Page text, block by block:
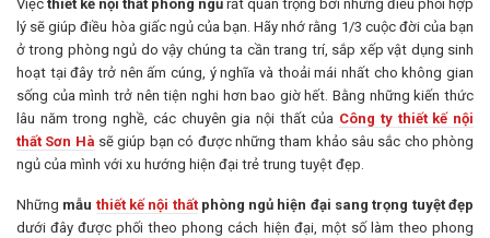
Việc thiết kế nội thất phòng ngủ rất quan trọng bởi những điều phối hợp
lý sẽ giúp điều hòa giấc ngủ của bạn. Hãy nhớ rằng 1/3 cuộc đời của bạn
ở trong phòng ngủ do vậy chúng ta cần trang trí, sắp xếp vật dụng sinh
hoạt tại đây trở nên ấm cúng, ý nghĩa và thoải mái nhất cho không gian
sống của mình trở nên tiện nghi hơn bao giờ hết. Bằng những kiến thức
lâu năm trong nghề, các chuyên gia nội thất của Công ty thiết kế nội
thất Sơn Hà sẽ giúp bạn có được những tham khảo sâu sắc cho phòng
ngủ của mình với xu hướng hiện đại trẻ trung tuyệt đẹp.
Những mẫu thiết kế nội thấtphòng ngủ hiện đại sang trọng tuyệt đẹp
dưới đây được phối theo phong cách hiện đại, một số làm theo phong